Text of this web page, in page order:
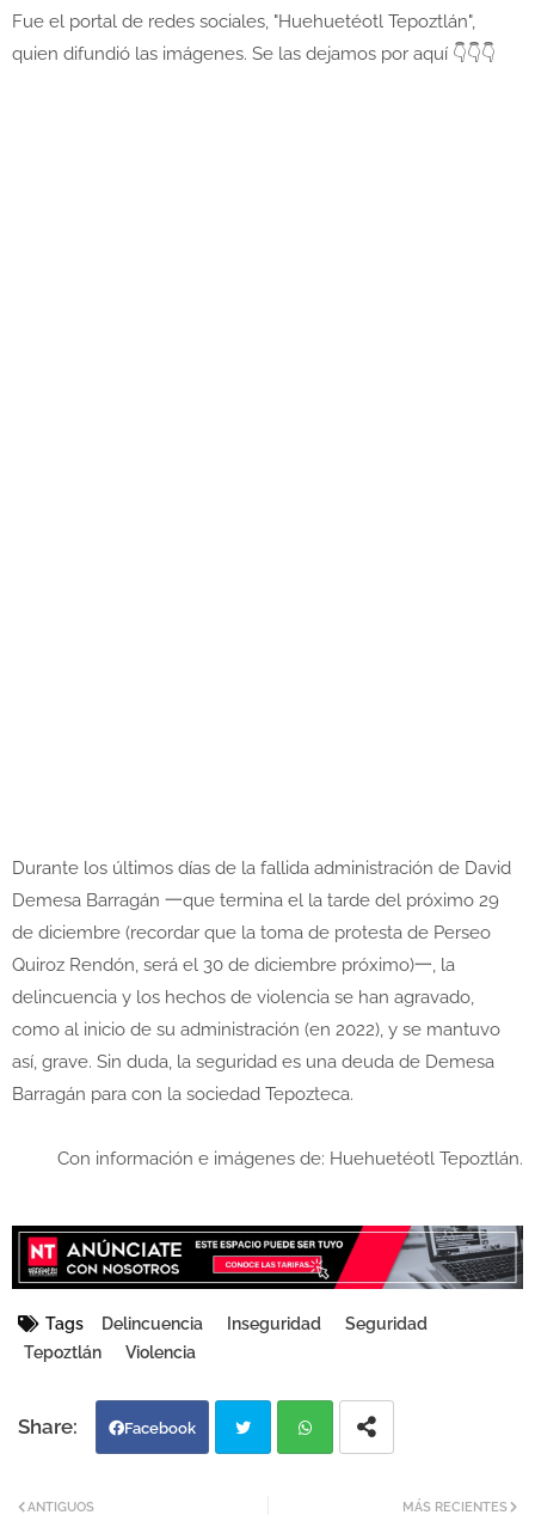
Fue el portal de redes sociales, "Huehuetéotl Tepoztlán",
quien difundió las imágenes. Se las dejamos por aquí 👇👇👇
Durante los últimos días de la fallida administración de David
Demesa Barragán 一que termina el la tarde del próximo 29
de diciembre (recordar que la toma de protesta de Perseo
Quiroz Rendón, será el 30 de diciembre próximo)一, la
delincuencia y los hechos de violencia se han agravado,
como al inicio de su administración (en 2022), y se mantuvo
así, grave. Sin duda, la seguridad es una deuda de Demesa
Barragán para con la sociedad Tepozteca.
Con información e imágenes de: Huehuetéotl Tepoztlán.
Tags Delincuencia Inseguridad
Seguridad
Tepoztlán
Violencia
Facebook
MÁS RECIENTES
ANTIGUOS